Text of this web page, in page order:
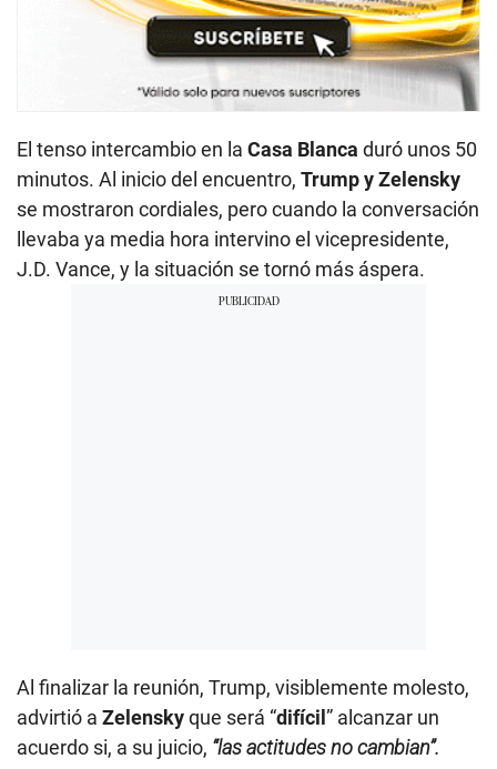
El tenso intercambio en la Casa Blanca duró unos 50
minutos. Al inicio del encuentro, Trump y Zelensky
se mostraron cordiales, pero cuando la conversación
llevaba ya media hora intervino el vicepresidente,
J.D. Vance, y la situación se tornó más áspera.
Al finalizar la reunión, Trump, visiblemente molesto,
advirtió a Zelenskyque será “difícil” alcanzar un
acuerdo si, a su juicio, “las actitudes no cambian”.